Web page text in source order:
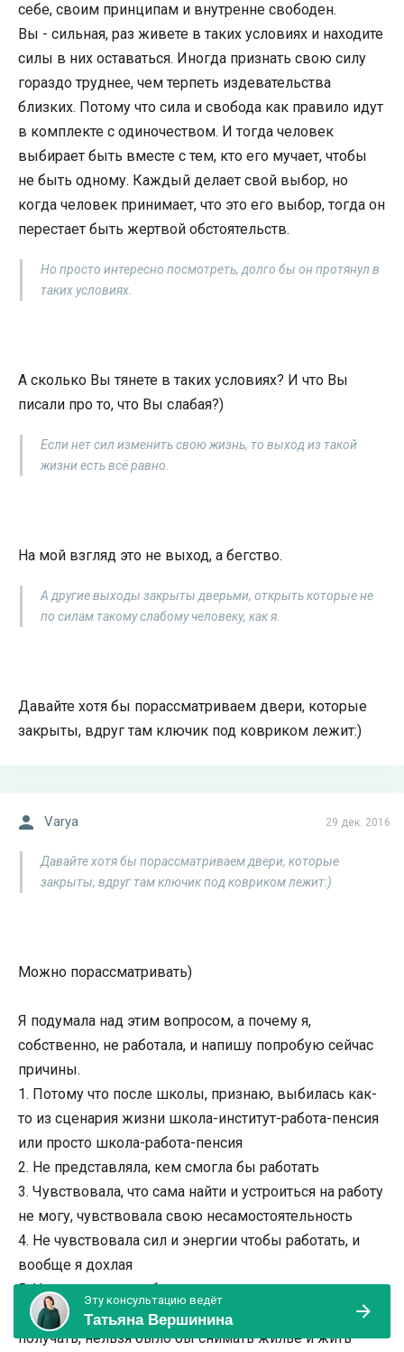
себе, своим принципам и внутренне свободен.
Вы - сильная, раз живете в таких условиях и находите
силы в них оставаться. Иногда признать свою силу
гораздо труднее, чем терпеть издевательства
близких. Потому что сила и свобода как правило идут
в комплекте с одиночеством. И тогда человек
выбирает быть вместе с тем, кто его мучает, чтобы
не быть одному. Каждый делает свой выбор, но
когда человек принимает, что это его выбор, тогда он
перестает быть жертвой обстоятельств.
Но просто интересно посмотреть, долго бы он протянул в
таких условиях.
А сколько Вы тянете в таких условиях? И что Вы
писали про то, что Вы слабая?)
Если нет сил изменить свою жизнь, то выход из такой
жизни есть всё равно.
На мой взгляд это не выход, а бегство.
А другие выходы закрыты дверьми, открыть которые не
по силам такому слабому человеку, как я.
Давайте хотя бы порассматриваем двери, которые
закрыты, вдруг там ключик под ковриком лежит:)
29 дек. 2016
Varya
Давайте хотя бы порассматриваем двери, которые
закрыты, вдруг там ключик под ковриком лежит:)
Можно порассматривать)
Я подумала над этим вопросом, а почему я,
собственно, не работала, и напишу попробую сейчас
причины.
1. Потому что после школы, признаю, выбилась как-
то из сценария жизни школа-институт-работа-пенсия
или просто школа-работа-пенсия
2. Не представляла, кем смогла бы работать
3. Чувствовала, что сама найти и устроиться на работу
не могу, чувствовала свою несамостоятельность
4. Не чувствовала сил и энергии чтобы работать, и
вообще я дохлая
5. Не думала, что работа решит мою главную
проблему, то есть на зарплату, которую я смогла бы
получать, нельзя было бы снимать жильё и жить
Эту консультацию ведёт
Татьяна Вершинина